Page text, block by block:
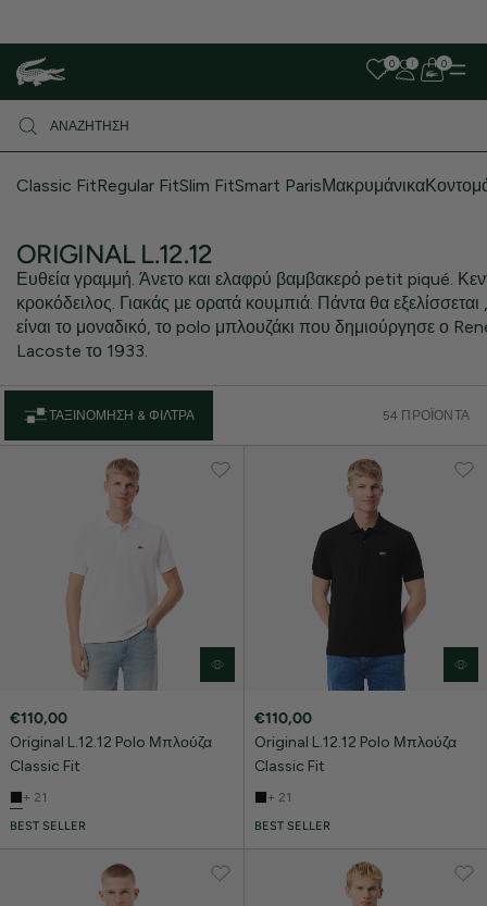
0 0
Classic FitRegular FitSlim FitSmart ParisΜακρυμάνικα
ORIGINAL L.12.12
Ευθεία γραμμή. Άνετο και ελαφρύ βαμβακερό petit piqué.
κροκόδειλος. Γιακάς με ορατά κουμπιά. Πάντα θα εξελίσσεται
είναι το μοναδικό, το polo μπλουζάκι που δημιούργησε ο
Lacoste το 1933.
ΤΑΞΙΝΌΜΗΣΗ & ΦΊΛΤΡΑ 54 ΠΡΟΪΌΝΤΑ
€110,00
Original L.12.12 Polo Μπλούζα
Classic Fit
+ 21
BEST SELLER
€110,00
Original L.12.12 Polo Μπλούζα
Classic Fit
+ 21
BEST SELLER